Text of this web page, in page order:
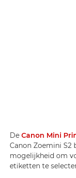
De Canon Mini
Canon Zoemini S2
mogelijkheid om
etiketten te